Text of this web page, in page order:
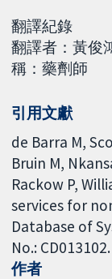
翻譯紀錄
翻譯者：黃俊
稱：藥劑師
引用文獻
de Barra M,
Bruin M,
Rackow P,
services for
Database of
No.:
作者